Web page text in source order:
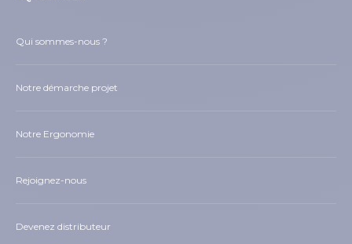
Qui sommes-nous ?
Notre démarche projet
Notre Ergonomie
Rejoignez-nous
Devenez distributeur